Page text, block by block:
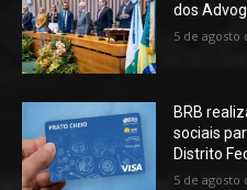
dos
5 de agosto
BRB
sociais
Distrito
5 de agosto